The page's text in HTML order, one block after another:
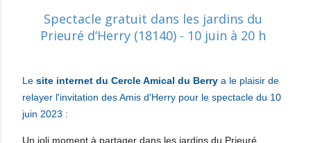
Spectacle gratuit dans les jardins du
Prieuré d’Herry (18140) - 10 juin à 20 h
Le site internet du Cercle Amical du Berry a le plaisir de
relayer l'invitation des Amis d'Herry pour le spectacle du 10
juin 2023 :
Un joli moment à partager dans les jardins du Prieuré